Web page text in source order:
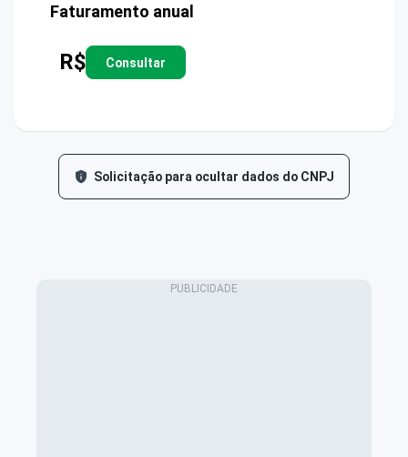
Faturamento anual
R$ Consultar
Solicitação para ocultar dados do CNPJ